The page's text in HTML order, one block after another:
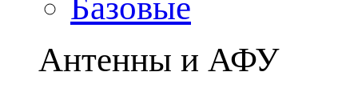
Базовые
Антенны и АФУ